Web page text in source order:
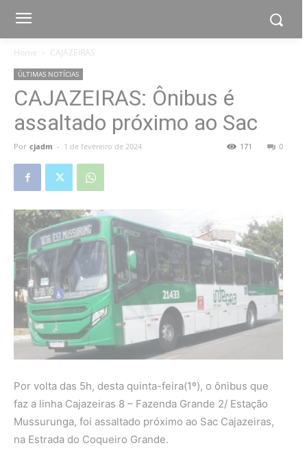
Home CAJAZEIRAS
ÚLTIMAS NOTÍCIAS
CAJAZEIRAS: Ônibus é
assaltado próximo ao Sac
Por cjadm - 1 de fevereiro de 2024 0
171
Por volta das 5h, desta quinta-feira(1º), o ônibus que
faz a linha Cajazeiras 8 – Fazenda Grande 2/ Estação
Mussurunga, foi assaltado próximo ao Sac Cajazeiras,
na Estrada do Coqueiro Grande.